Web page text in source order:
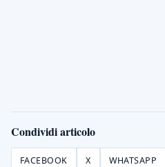
Condividi articolo
FACEBOOK X WHATSAPP